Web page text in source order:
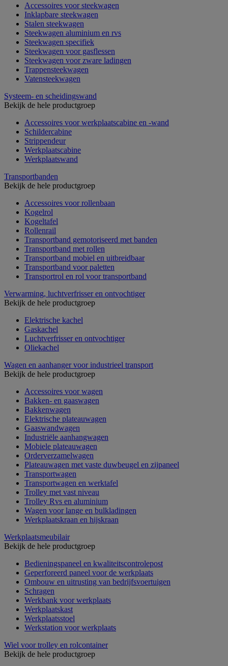
Accessoires voor steekwagen
Inklapbare steekwagen
Stalen steekwagen
Steekwagen aluminium en rvs
Steekwagen specifiek
Steekwagen voor gasflessen
Steekwagen voor zware ladingen
Trappensteekwagen
Vatensteekwagen
Systeem- en scheidingswand
Bekijk de hele productgroep
Accessoires voor werkplaatscabine en -wand
Schildercabine
Strippendeur
Werkplaatscabine
Werkplaatswand
Transportbanden
Bekijk de hele productgroep
Accessoires voor rollenbaan
Kogelrol
Kogeltafel
Rollenrail
Transportband gemotoriseerd met banden
Transportband met rollen
Transportband mobiel en uitbreidbaar
Transportband voor paletten
Transportrol en rol voor transportband
Verwarming, luchtverfrisser en ontvochtiger
Bekijk de hele productgroep
Elektrische kachel
Gaskachel
Luchtverfrisser en ontvochtiger
Oliekachel
Wagen en aanhanger voor industrieel transport
Bekijk de hele productgroep
Accessoires voor wagen
Bakken- en gaaswagen
Bakkenwagen
Elektrische plateauwagen
Gaaswandwagen
Industriële aanhangwagen
Mobiele plateauwagen
Orderverzamelwagen
Plateauwagen met vaste duwbeugel en zijpaneel
Transportwagen
Transportwagen en werktafel
Trolley met vast niveau
Trolley Rvs en aluminium
Wagen voor lange en bulkladingen
Werkplaatskraan en hijskraan
Werkplaatsmeubilair
Bekijk de hele productgroep
Bedieningspaneel en kwaliteitscontrolepost
Geperforeerd paneel voor de werkplaats
Ombouw en uitrusting van bedrijfsvoertuigen
Schragen
Werkbank voor werkplaats
Werkplaatskast
Werkplaatsstoel
Werkstation voor werkplaats
Wiel voor trolley en rolcontainer
Bekijk de hele productgroep